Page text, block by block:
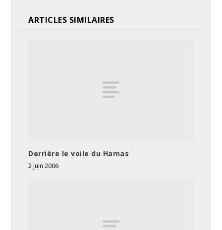
ARTICLES SIMILAIRES
Derrière le voile du Hamas
2 juin 2006